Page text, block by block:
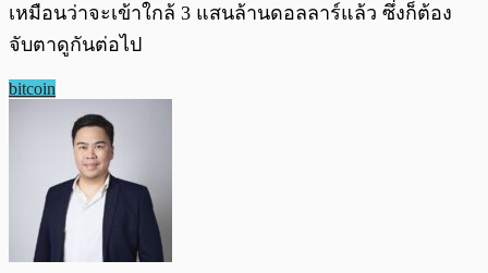
เหมือนว่าจะเข้าใกล้ 3 แสนล้านดอลลาร์แล้ว ซึ่งก็ต้อง
จับตาดูกันต่อไป
bitcoin